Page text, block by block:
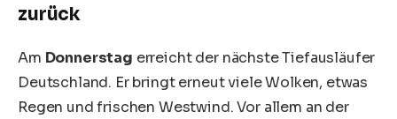
zurück
Am Donnerstag erreicht der nächste Tiefausläufer
Deutschland. Er bringt erneut viele Wolken, etwas
Regen und frischen Westwind. Vor allem an der